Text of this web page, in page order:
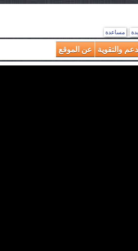
مساعدة
والتقوية عن الموقع